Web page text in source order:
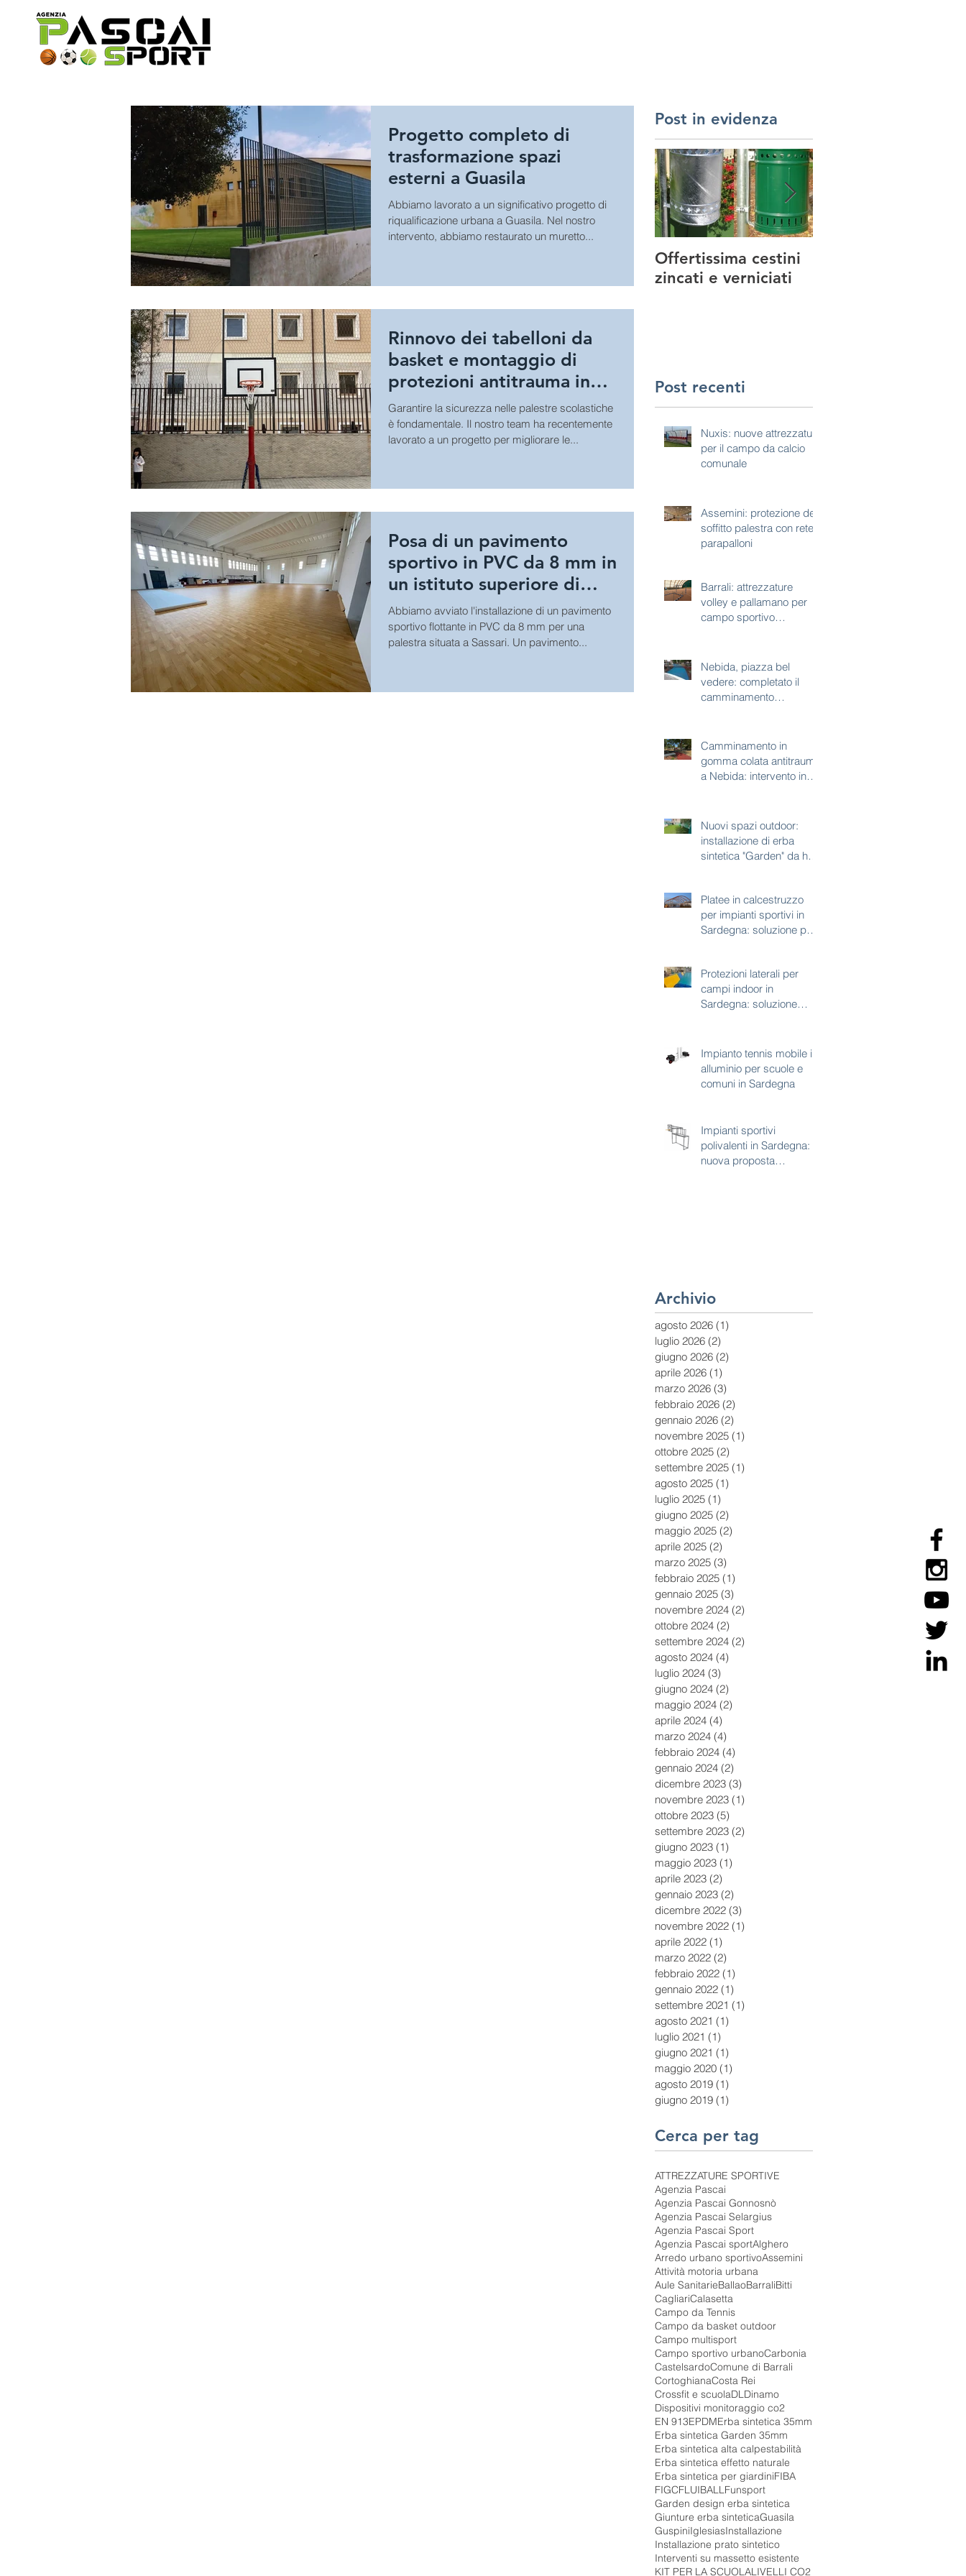
Progetto completo di
trasformazione spazi
esterni a Guasila
Abbiamo lavorato a un significativo progetto di
riqualificazione urbana a Guasila. Nel nostro
intervento, abbiamo restaurato un muretto...
Rinnovo dei tabelloni da
basket e montaggio di
protezioni antitrauma in
una palestra a Cagliari.
Garantire la sicurezza nelle palestre scolastiche
è fondamentale. Il nostro team ha recentemente
lavorato a un progetto per migliorare le...
Posa di un pavimento
sportivo in PVC da 8 mm in
un istituto superiore di
Sassari.
Abbiamo avviato l'installazione di un pavimento
sportivo flottante in PVC da 8 mm per una
palestra situata a Sassari. Un pavimento...
Post in evidenza
Offertissima cestini
zincati e verniciati
Post recenti
Nuxis: nuove attrezzature
per il campo da calcio
comunale
Assemini: protezione del
soffitto palestra con rete
parapalloni
Barrali: attrezzature
volley e pallamano per
campo sportivo
Nebida, piazza bel
vedere: completato il
camminamento
Camminamento in
gomma colata antitrauma
a Nebida: intervento in
Nuovi spazi outdoor:
installazione di erba
sintetica "Garden" da h35
Platee in calcestruzzo
per impianti sportivi in
Sardegna: soluzione per
Protezioni laterali per
campi indoor in
Sardegna: soluzione
Impianto tennis mobile in
alluminio per scuole e
comuni in Sardegna
Impianti sportivi
polivalenti in Sardegna:
nuova proposta
Archivio
agosto 2026 (1)
luglio 2026 (2)
giugno 2026 (2)
aprile 2026 (1)
marzo 2026 (3)
febbraio 2026 (2)
gennaio 2026 (2)
novembre 2025 (1)
ottobre 2025 (2)
settembre 2025 (1)
agosto 2025 (1)
luglio 2025 (1)
giugno 2025 (2)
maggio 2025 (2)
aprile 2025 (2)
marzo 2025 (3)
febbraio 2025 (1)
gennaio 2025 (3)
novembre 2024 (2)
ottobre 2024 (2)
settembre 2024 (2)
agosto 2024 (4)
luglio 2024 (3)
giugno 2024 (2)
maggio 2024 (2)
aprile 2024 (4)
marzo 2024 (4)
febbraio 2024 (4)
gennaio 2024 (2)
dicembre 2023 (3)
novembre 2023 (1)
ottobre 2023 (5)
settembre 2023 (2)
giugno 2023 (1)
maggio 2023 (1)
aprile 2023 (2)
gennaio 2023 (2)
dicembre 2022 (3)
novembre 2022 (1)
aprile 2022 (1)
marzo 2022 (2)
febbraio 2022 (1)
gennaio 2022 (1)
settembre 2021 (1)
agosto 2021 (1)
luglio 2021 (1)
giugno 2021 (1)
maggio 2020 (1)
agosto 2019 (1)
giugno 2019 (1)
Cerca per tag
ATTREZZATURE SPORTIVE
Agenzia Pascai
Agenzia Pascai Gonnosnò
Agenzia Pascai Selargius
Agenzia Pascai Sport
Agenzia Pascai sportAlghero
Arredo urbano sportivoAssemini
Attività motoria urbana
Aule SanitarieBallaoBarraliBitti
CagliariCalasetta
Campo da Tennis
Campo da basket outdoor
Campo multisport
Campo sportivo urbanoCarbonia
CastelsardoComune di Barrali
CortoghianaCosta Rei
Crossfit e scuolaDLDinamo
Dispositivi monitoraggio co2
EN 913EPDMErba sintetica 35mm
Erba sintetica Garden 35mm
Erba sintetica alta calpestabilità
Erba sintetica effetto naturale
Erba sintetica per giardiniFIBA
FIGCFLUIBALLFunsport
Garden design erba sintetica
Giunture erba sinteticaGuasila
GuspiniIglesiasInstallazione
Installazione prato sintetico
Interventi su massetto esistente
KIT PER LA SCUOLALIVELLI CO2